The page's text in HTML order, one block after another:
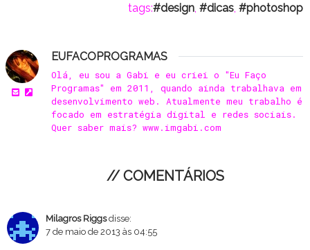
tags:
design dicas photoshop
EUFACOPROGRAMAS
Olá, eu sou a Gabi e eu criei o "Eu Faço
Programas" em 2011, quando ainda trabalhava em
desenvolvimento web. Atualmente meu trabalho é
focado em estratégia digital e redes sociais.
Quer saber mais? www.imgabi.com
// COMENTÁRIOS
Milagros Riggs disse:
7 de maio de 2013 às 04:55